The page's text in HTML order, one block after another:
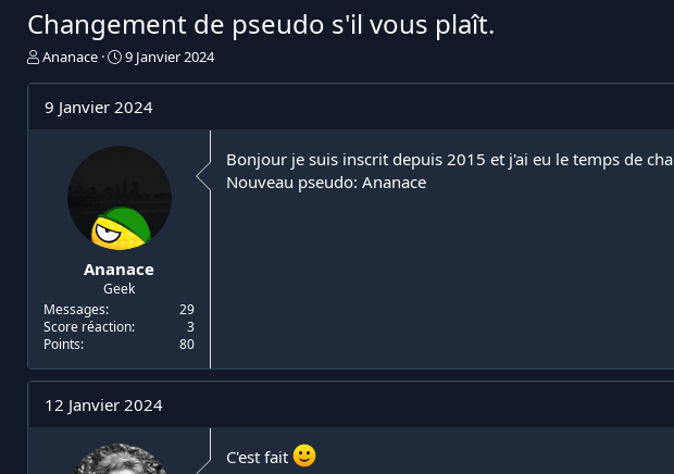
Changement de pseudo s'il vous plaît.
I
t
a
d
s
c
u
Ananace
D
e
e
b
u
t
9 Janvier 2024
9 Janvier 2024
Ananace
Geek
Messages
29
Score réaction
3
Points
80
Bonjour je suis inscrit depuis 2015 et j'ai eu le temps de
Nouveau pseudo: Ananace
12 Janvier 2024
C'est fait